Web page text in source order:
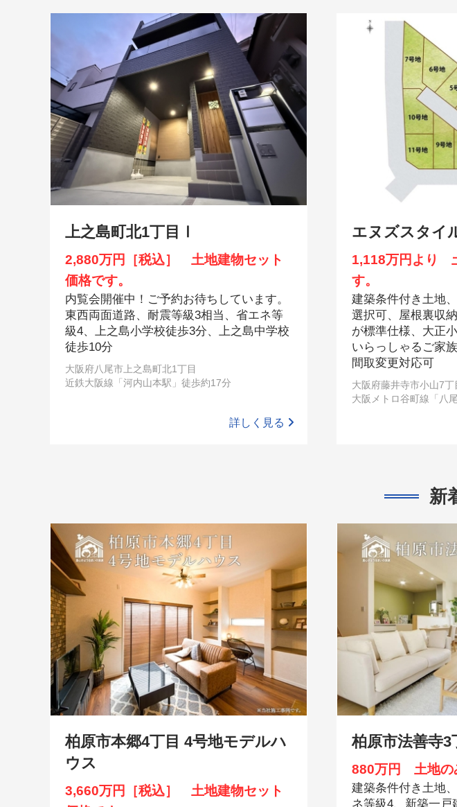
上之島町北1丁目Ⅰ
2,880万円［税込］ 土地建物セット
価格です。
内覧会開催中！ご予約お待ちしています。
東西両面道路、耐震等級3相当、省エネ等
級4、上之島小学校徒歩3分、上之島中学校
徒歩10分
大阪府八尾市上之島町北1丁目
近鉄大阪線「河内山本駅」徒歩約17分
詳しく見る
エヌズスタイ
1,118万円より
す。
建築条件付き土地
選択可、屋根裏収
が標準仕様、大正
いらっしゃるご家
間取変更対応可
大阪府藤井寺市小山7丁
大阪メトロ谷町線「八
新
柏原市本郷4丁目 4号地モデルハ
ウス
3,660万円［税込］ 土地建物セット
柏原市法善寺3
880万円 土地の
建築条件付き土地
ネ等級4、新築一